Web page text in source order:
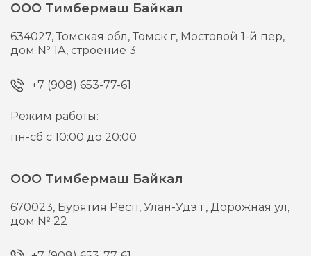
ООО Тимбермаш Байкал
634027,Томская обл, Томск г, Мостовой 1-й пер,
дом № 1А, строение 3
+7 (908) 653-77-61
Режим работы:
пн-сб с 10:00 до 20:00
ООО Тимбермаш Байкал
670023, Бурятия Респ, Улан-Удэ г,Дорожная ул,
дом № 22